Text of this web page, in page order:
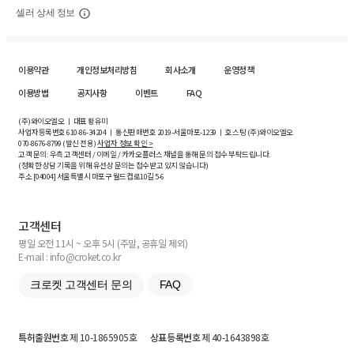
셀러 상세 정보
이용약관 개인정보처리방침 회사소개
운영정책
이용방법
공지사항 이벤트 FAQ
(주)와이오엘오 ㅣ 대표 황유미
사업자등록번호610-86-34204ㅣ 통신판매번호 2019-서울마포-1239 ㅣ 호스팅 (주)와이오엘오
070-8676-8799 (발신 전용)사업자 정보 확인 >
고객 문의: 우측 고객센터 / 이메일 / 카카오플러스 채널을 통해 문의 접수 부탁드립니다.
(정확한 상담 기록을 위해 유선상 문의는 접수받고 있지 않습니다)
주소 [04004] 서울특별시 마포구 월드컵로10길5-6
고객센터
평일 오전 11시 ~ 오후 5시 (주말, 공휴일 제외)
E-mail : info@croket.co.kr
크로켓 고객센터 문의 FAQ
특허출원번호제 10-1865905호 상표등록번호제 40-1643898호